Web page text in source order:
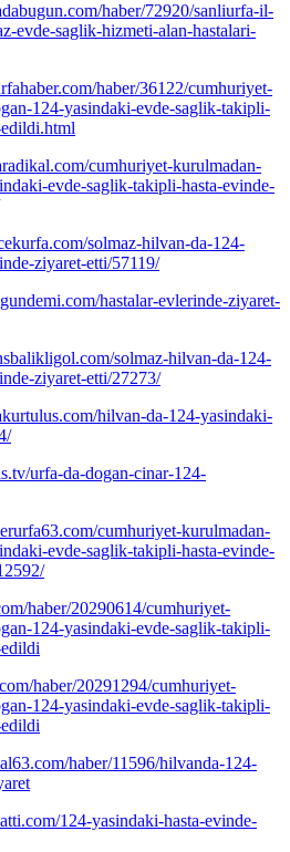
haber/72920/sanliurfa-il-
evde-saglik-hizmeti-alan-hastalari-
haber/36122/cumhuriyet-
124-yasindaki-evde-saglik-takipli-
cumhuriyet-kurulmadan-
evde-saglik-takipli-hasta-evinde-
solmaz-hilvan-da-124-
ziyaret-etti/57119/
hastalar-evlerinde-ziyaret-
solmaz-hilvan-da-124-
ziyaret-etti/27273/
hilvan-da-124-yasindaki-
urfa-da-dogan-cinar-124-
cumhuriyet-kurulmadan-
evde-saglik-takipli-hasta-evinde-
haber/20290614/cumhuriyet-
124-yasindaki-evde-saglik-takipli-
haber/20291294/cumhuriyet-
124-yasindaki-evde-saglik-takipli-
haber/11596/hilvanda-124-
124-yasindaki-hasta-evinde-